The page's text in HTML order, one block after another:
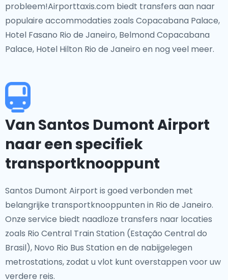
probleem!Airporttaxis.com biedt transfers aan naar
populaire accommodaties zoals Copacabana Palace,
Hotel Fasano Rio de Janeiro, Belmond Copacabana
Palace, Hotel Hilton Rio de Janeiro en nog veel meer.
Van Santos Dumont Airport
naar een specifiek
transportknooppunt
Santos Dumont Airport is goed verbonden met
belangrijke transportknooppunten in Rio de Janeiro.
Onze service biedt naadloze transfers naar locaties
zoals Rio Central Train Station (Estação Central do
Brasil), Novo Rio Bus Station en de nabijgelegen
metrostations, zodat u vlot kunt overstappen voor uw
verdere reis.